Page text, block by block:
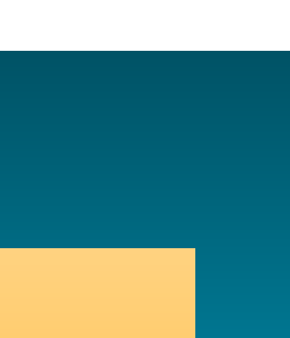
? Vai alla pagina della